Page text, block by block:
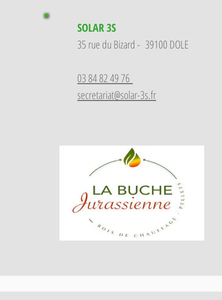
SOLAR 3S
35 rue du Bizard - 39100 DOLE
03 84 82 49 76
secretariat@solar-3s.fr